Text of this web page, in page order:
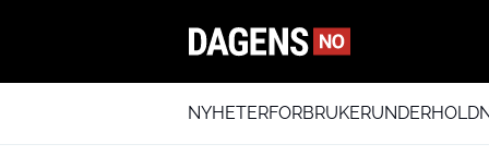
NYHETERFORBRUKER